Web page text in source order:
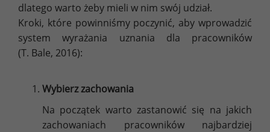
dlatego warto żeby mieli w nim swój udział.
Kroki, które powinniśmy poczynić, aby wprowadzić
system wyrażania uznania dla pracowników
(T. Bale, 2016):
Wybierz zachowania
Na początek warto zastanowić się na jakich
zachowaniach pracowników najbardziej